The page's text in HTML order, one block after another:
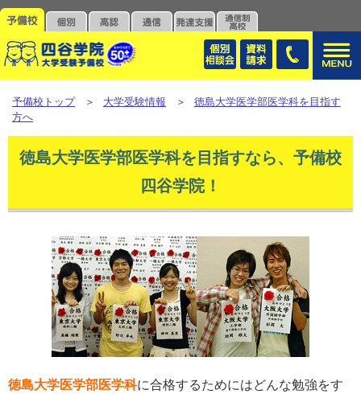
予備校トップ＞大学受験情報＞徳島大学医学部医学科を目指す
方へ
徳島大学医学部医学科を目指すなら、予備校
四谷学院！
徳島大学医学部医学科に合格するためにはどんな勉強をす